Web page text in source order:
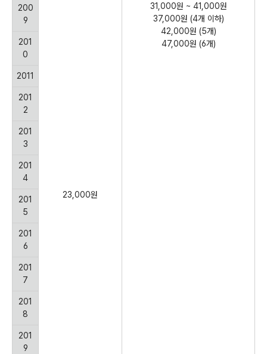
31,000원 ~ 41,000원
37,000원 (4개 이하)
42,000원 (5개)
47,000원 (6개)
23,000원
200
9
201
0
2011
201
2
201
3
201
4
201
5
201
6
201
7
201
8
201
9